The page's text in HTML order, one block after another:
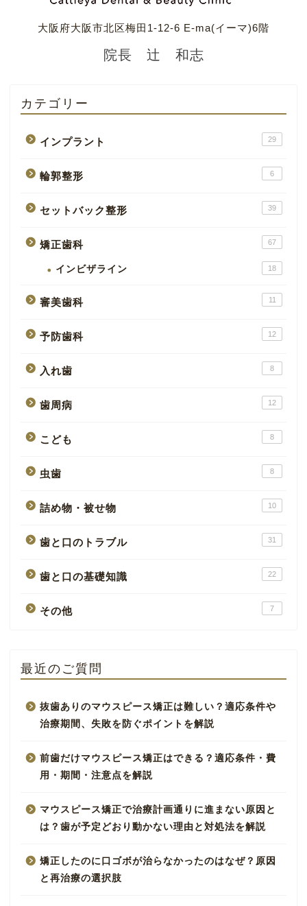
大阪府大阪市北区梅田1-12-6 E-ma(イーマ)6階
院長 辻 和志
カテゴリー
インプラント 29
輪郭整形 6
セットバック整形 39
矯正歯科 67
インビザライン 18
審美歯科 11
予防歯科 12
入れ歯 8
歯周病 12
こども 8
虫歯 8
詰め物・被せ物 10
歯と口のトラブル 31
歯と口の基礎知識 22
その他 7
最近のご質問
抜歯ありのマウスピース矯正は難しい？適応条件や
治療期間、失敗を防ぐポイントを解説
前歯だけマウスピース矯正はできる？適応条件・費
用・期間・注意点を解説
マウスピース矯正で治療計画通りに進まない原因と
は？歯が予定どおり動かない理由と対処法を解説
矯正したのに口ゴボが治らなかったのはなぜ？原因
と再治療の選択肢